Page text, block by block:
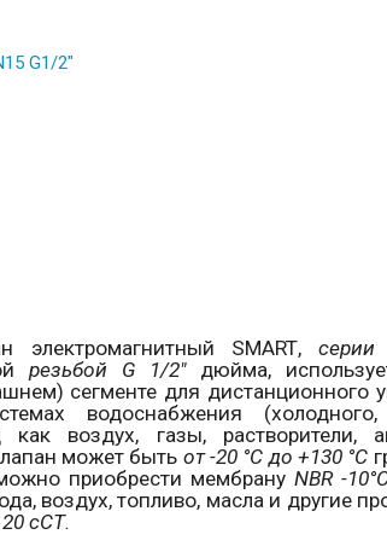
электромагнитный SMART,
резьбой G 1/2" дюйма,
сегменте для дистанционного
водоснабжения (холодного,
воздух, газы, растворители,
может быть от -20 °С до +130 °С
приобрести мембрануNBR-
воздух, топливо, масла и другие
20 сСТ.